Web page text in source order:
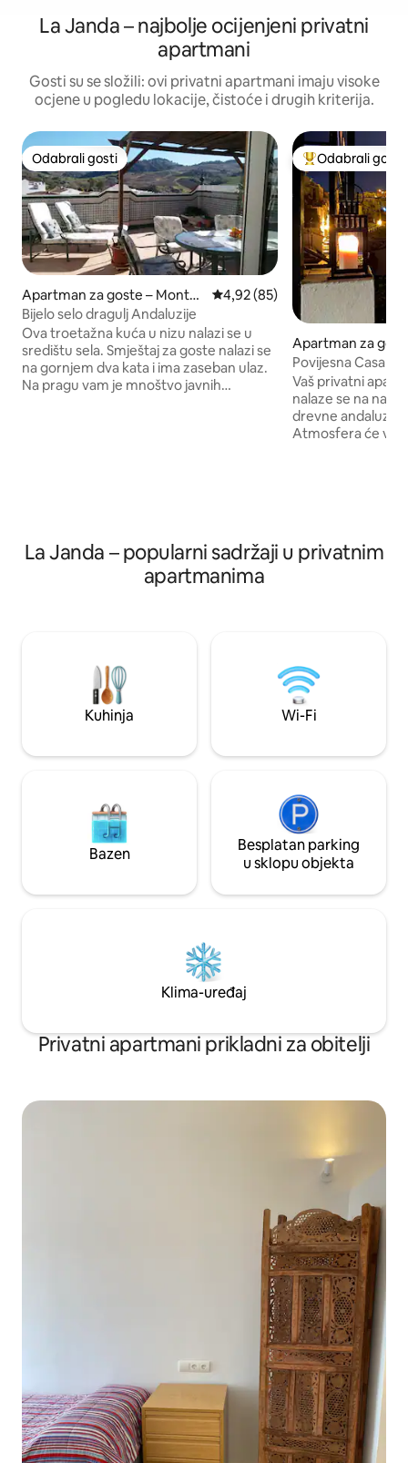
La Janda – najbolje ocijenjeni privatni
apartmani
Gosti su se složili: ovi privatni apartmani imaju visoke
ocjene u pogledu lokacije, čistoće i drugih kriterija.
Odabrali gosti
Odabrali gosti
Apartman za goste – Montec
orto
Prosječna ocjena: 4,92/5,
4,92 (85)
Bijelo selo dragulj Andaluzije
Ova troetažna kuća u nizu nalazi se u
središtu sela. Smještaj za goste nalazi se
na gornjem dva kata i ima zaseban ulaz.
Na pragu vam je mnoštvo javnih
gostima Pregled susjedstva Kretanje
gradskom četvrti
Među najviše
Odabrali gosti
Apartman za
Frontera
Povijesna Casa
pogledom na
Vaš privatni
nalaze se na
drevne
Atmosfera će
objedovanje i
La Janda – popularni sadržaji u privatnim
apartmanima
Kuhinja Wi-Fi
Bazen
Besplatan parking
u sklopu objekta
Klima-uređaj
Privatni apartmani prikladni za obitelji